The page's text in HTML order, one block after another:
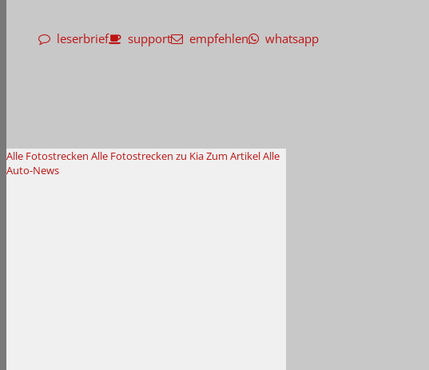
leserbrief support empfehlen whatsapp
Alle Fotostrecken Alle Fotostrecken zu KiaZum ArtikelAlle
Auto-News